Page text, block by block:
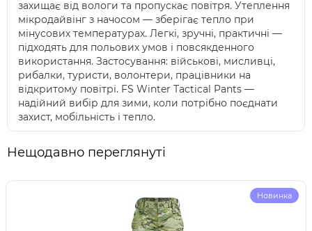
захищає від вологи та пропускає повітря. Утеплення
мікродайвінг з начосом — зберігає тепло при
мінусових температурах. Легкі, зручні, практичні —
підходять для польових умов і повсякденного
використання. Застосування: військові, мисливці,
рибалки, туристи, волонтери, працівники на
відкритому повітрі. FS Winter Tactical Pants —
надійний вибір для зими, коли потрібно поєднати
захист, мобільність і тепло.
Нещодавно переглянуті
Новинка